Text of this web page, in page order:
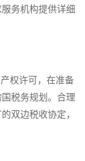
务机构提供详细
权许可，在准备
税务规划。合理
双边税收协定，